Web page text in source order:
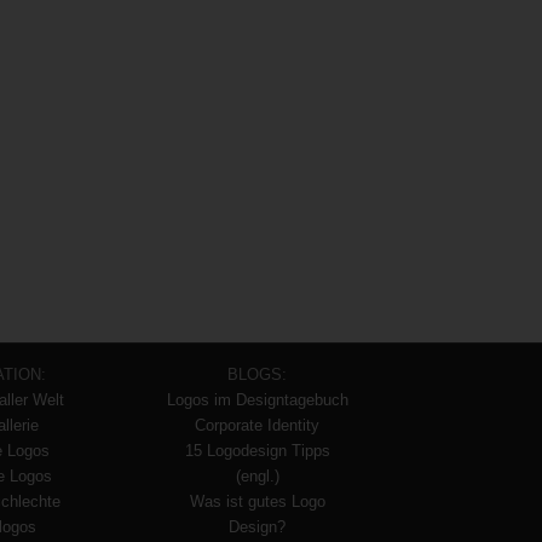
Welt
Logos
Logos
BLOGS:
Logos im Designtagebuch
Corporate Identity
15 Logodesign Tipps
(engl.)
Was ist gutes Logo
Design?